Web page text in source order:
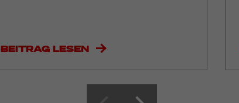
BEITRAG LESEN